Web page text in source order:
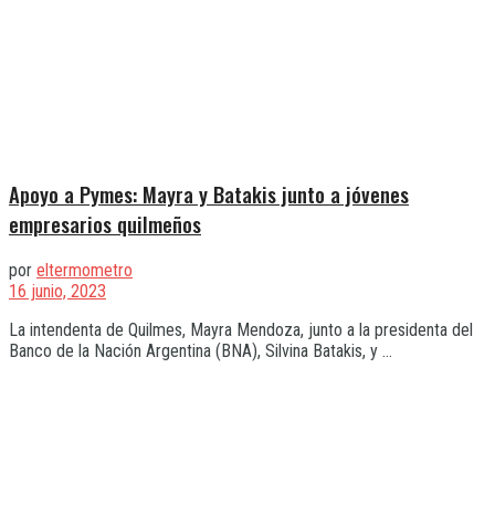
Apoyo a Pymes: Mayra y Batakis junto a jóvenes
empresarios quilmeños
por eltermometro
16 junio, 2023
La intendenta de Quilmes, Mayra Mendoza, junto a la presidenta del
Banco de la Nación Argentina (BNA), Silvina Batakis, y ...